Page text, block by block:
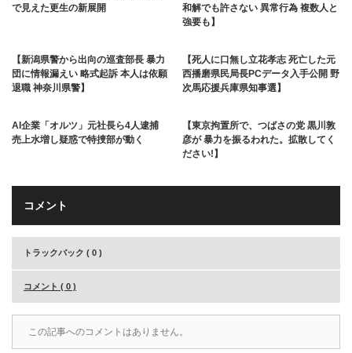
で見えた更生の新展開
和解でも許さない 異常行為 複数人と
強要も】
【新潟県警から出向の巡査部長 暴力
団に情報漏えい 略式起訴 本人は依願
退職 神奈川県警】
【死人に口無し立花孝志 死亡した元
西播磨県民局長PCデータ入手公開 野
次馬応援兵庫県知事選】
AI企業「オルツ」元社長ら4人逮捕
売上水増し疑惑で特捜部が動く
【東京拘置所で、つばさの党 黒川敦
彦が 暴力を振るわれた。拡散してく
ださい!】
コメント
トラックバック ( 0 )
コメント ( 0 )
この記事へのコメントはありません。